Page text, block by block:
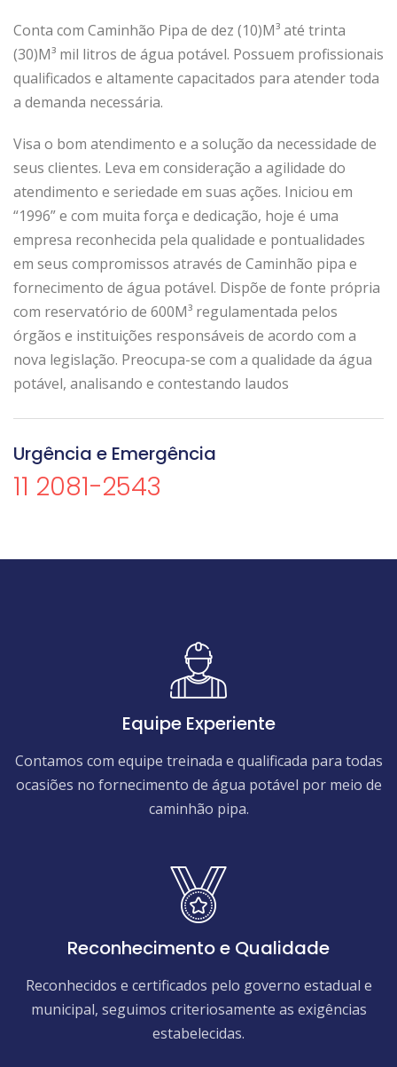
Conta com Caminhão Pipa de dez (10)M³ até trinta
(30)M³ mil litros de água potável. Possuem profissionais
qualificados e altamente capacitados para atender toda
a demanda necessária.
Visa o bom atendimento e a solução da necessidade de
seus clientes. Leva em consideração a agilidade do
atendimento e seriedade em suas ações. Iniciou em
“1996” e com muita força e dedicação, hoje é uma
empresa reconhecida pela qualidade e pontualidades
em seus compromissos através de Caminhão pipa e
fornecimento de água potável. Dispõe de fonte própria
com reservatório de 600M³ regulamentada pelos
órgãos e instituições responsáveis de acordo com a
nova legislação. Preocupa-se com a qualidade da água
potável, analisando e contestando laudos
Urgência e Emergência
11 2081-2543
Equipe Experiente
Contamos com equipe treinada e qualificada para todas
ocasiões no fornecimento de água potável por meio de
caminhão pipa.
Reconhecimento e Qualidade
Reconhecidos e certificados pelo governo estadual e
municipal, seguimos criteriosamente as exigências
estabelecidas.